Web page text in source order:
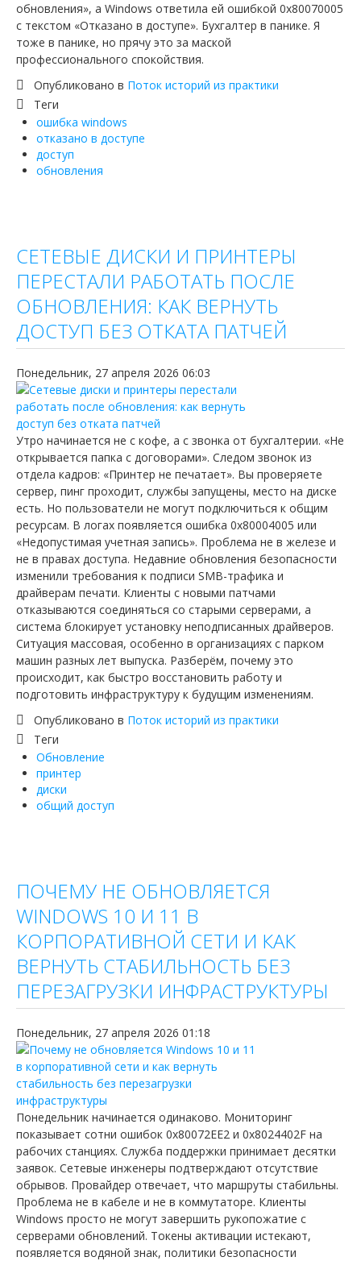
обновления», а Windows ответила ей ошибкой 0x80070005
с текстом «Отказано в доступе». Бухгалтер в панике. Я
тоже в панике, но прячу это за маской
профессионального спокойствия.
Опубликовано в Поток историй из практики
Теги
ошибка windows
отказано в доступе
доступ
обновления
СЕТЕВЫЕ ДИСКИ И ПРИНТЕРЫ
ПЕРЕСТАЛИ РАБОТАТЬ ПОСЛЕ
ОБНОВЛЕНИЯ: КАК ВЕРНУТЬ
ДОСТУП БЕЗ ОТКАТА ПАТЧЕЙ
Понедельник, 27 апреля 2026 06:03
Утро начинается не с кофе, а с звонка от бухгалтерии. «Не
открывается папка с договорами». Следом звонок из
отдела кадров: «Принтер не печатает». Вы проверяете
сервер, пинг проходит, службы запущены, место на диске
есть. Но пользователи не могут подключиться к общим
ресурсам. В логах появляется ошибка 0x80004005 или
«Недопустимая учетная запись». Проблема не в железе и
не в правах доступа. Недавние обновления безопасности
изменили требования к подписи SMB-трафика и
драйверам печати. Клиенты с новыми патчами
отказываются соединяться со старыми серверами, а
система блокирует установку неподписанных драйверов.
Ситуация массовая, особенно в организациях с парком
машин разных лет выпуска. Разберём, почему это
происходит, как быстро восстановить работу и
подготовить инфраструктуру к будущим изменениям.
Опубликовано в Поток историй из практики
Теги
Обновление
принтер
диски
общий доступ
ПОЧЕМУ НЕ ОБНОВЛЯЕТСЯ
WINDOWS 10 И 11 В
КОРПОРАТИВНОЙ СЕТИ И КАК
ВЕРНУТЬ СТАБИЛЬНОСТЬ БЕЗ
ПЕРЕЗАГРУЗКИ ИНФРАСТРУКТУРЫ
Понедельник, 27 апреля 2026 01:18
Понедельник начинается одинаково. Мониторинг
показывает сотни ошибок 0x80072EE2 и 0x8024402F на
рабочих станциях. Служба поддержки принимает десятки
заявок. Сетевые инженеры подтверждают отсутствие
обрывов. Провайдер отвечает, что маршруты стабильны.
Проблема не в кабеле и не в коммутаторе. Клиенты
Windows просто не могут завершить рукопожатие с
серверами обновлений. Токены активации истекают,
появляется водяной знак, политики безопасности